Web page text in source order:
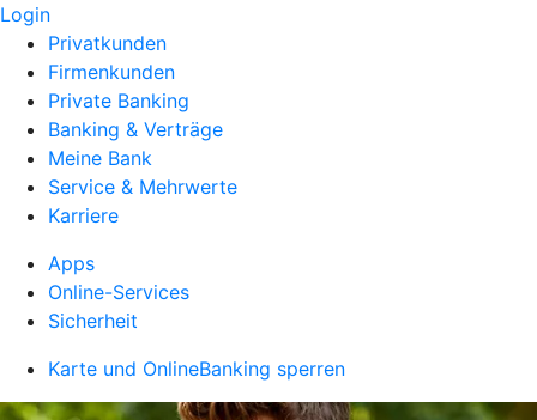
Login
Privatkunden
Firmenkunden
Private Banking
Banking & Verträge
Meine Bank
Service & Mehrwerte
Karriere
Apps
Online-Services
Sicherheit
Karte und OnlineBanking sperren